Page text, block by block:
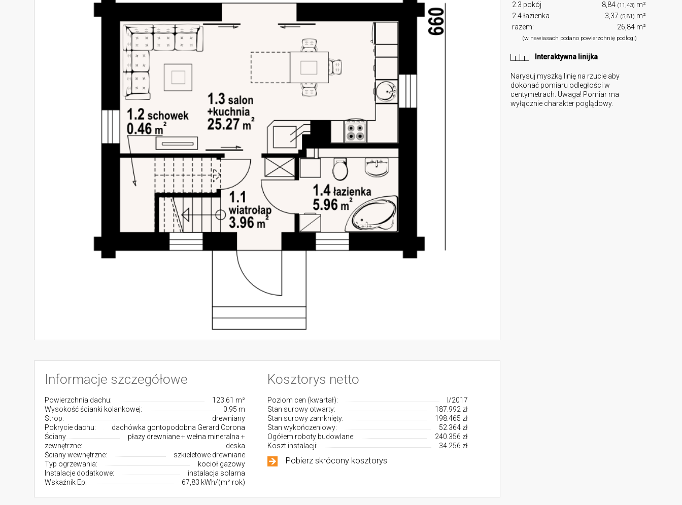
2.3 pokój
8,84 (11,43) m²
2.4 łazienka
3,37 (5,81) m²
razem:
26,84 m²
(w nawiasach podano powierzchnię podłogi)
Interaktywna linijka
Narysuj myszką linię na rzucie aby
dokonać pomiaru odległości w
centymetrach. Uwaga! Pomiar ma
wyłącznie charakter poglądowy.
Informacje szczegółowe
Powierzchnia dachu:
123.61 m²
Wysokość ścianki kolankowej:
0.95 m
Strop:
drewniany
Pokrycie dachu:
dachówka gontopodobna Gerard Corona
Ściany
zewnętrzne:
płazy drewniane + wełna mineralna +
deska
Ściany wewnętrzne:
szkieletowe drewniane
Typ ogrzewania:
kocioł gazowy
Instalacje dodatkowe:
instalacja solarna
Wskaźnik Ep:
67,83 kWh/(m²·rok)
Kosztorys netto
Poziom cen (kwartał):
I/2017
Stan surowy otwarty:
187.992 zł
Stan surowy zamknięty:
198.465 zł
Stan wykończeniowy:
52.364 zł
Ogółem roboty budowlane:
240.356 zł
Koszt instalacji:
34.256 zł
Pobierz skrócony kosztorys